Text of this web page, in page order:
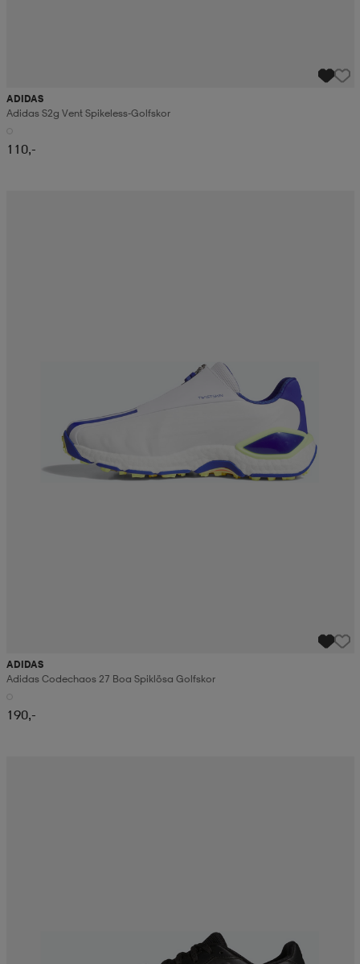
ADIDAS
Adidas S2g Vent Spikeless-Golfskor
110,-
ADIDAS
Adidas Codechaos 27 Boa Spiklösa Golfskor
190,-